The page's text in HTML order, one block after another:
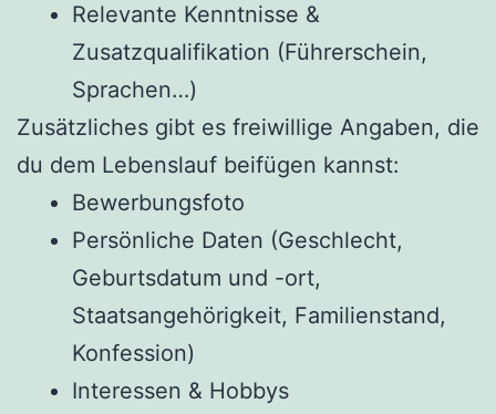
Relevante Kenntnisse &
Zusatzqualifikation (Führerschein,
Sprachen…)
Zusätzliches gibt es freiwillige Angaben, die
du dem Lebenslauf beifügen kannst:
Bewerbungsfoto
Persönliche Daten (Geschlecht,
Geburtsdatum und -ort,
Staatsangehörigkeit, Familienstand,
Konfession)
Interessen & Hobbys